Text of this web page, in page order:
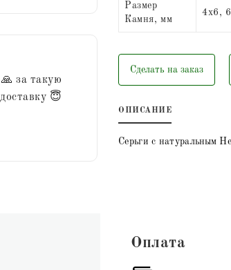
за такую
😇
Размер
Камня, мм
4х6,
Сделать на заказ
ОПИСАНИЕ
Серьги с натуральным
Оплата